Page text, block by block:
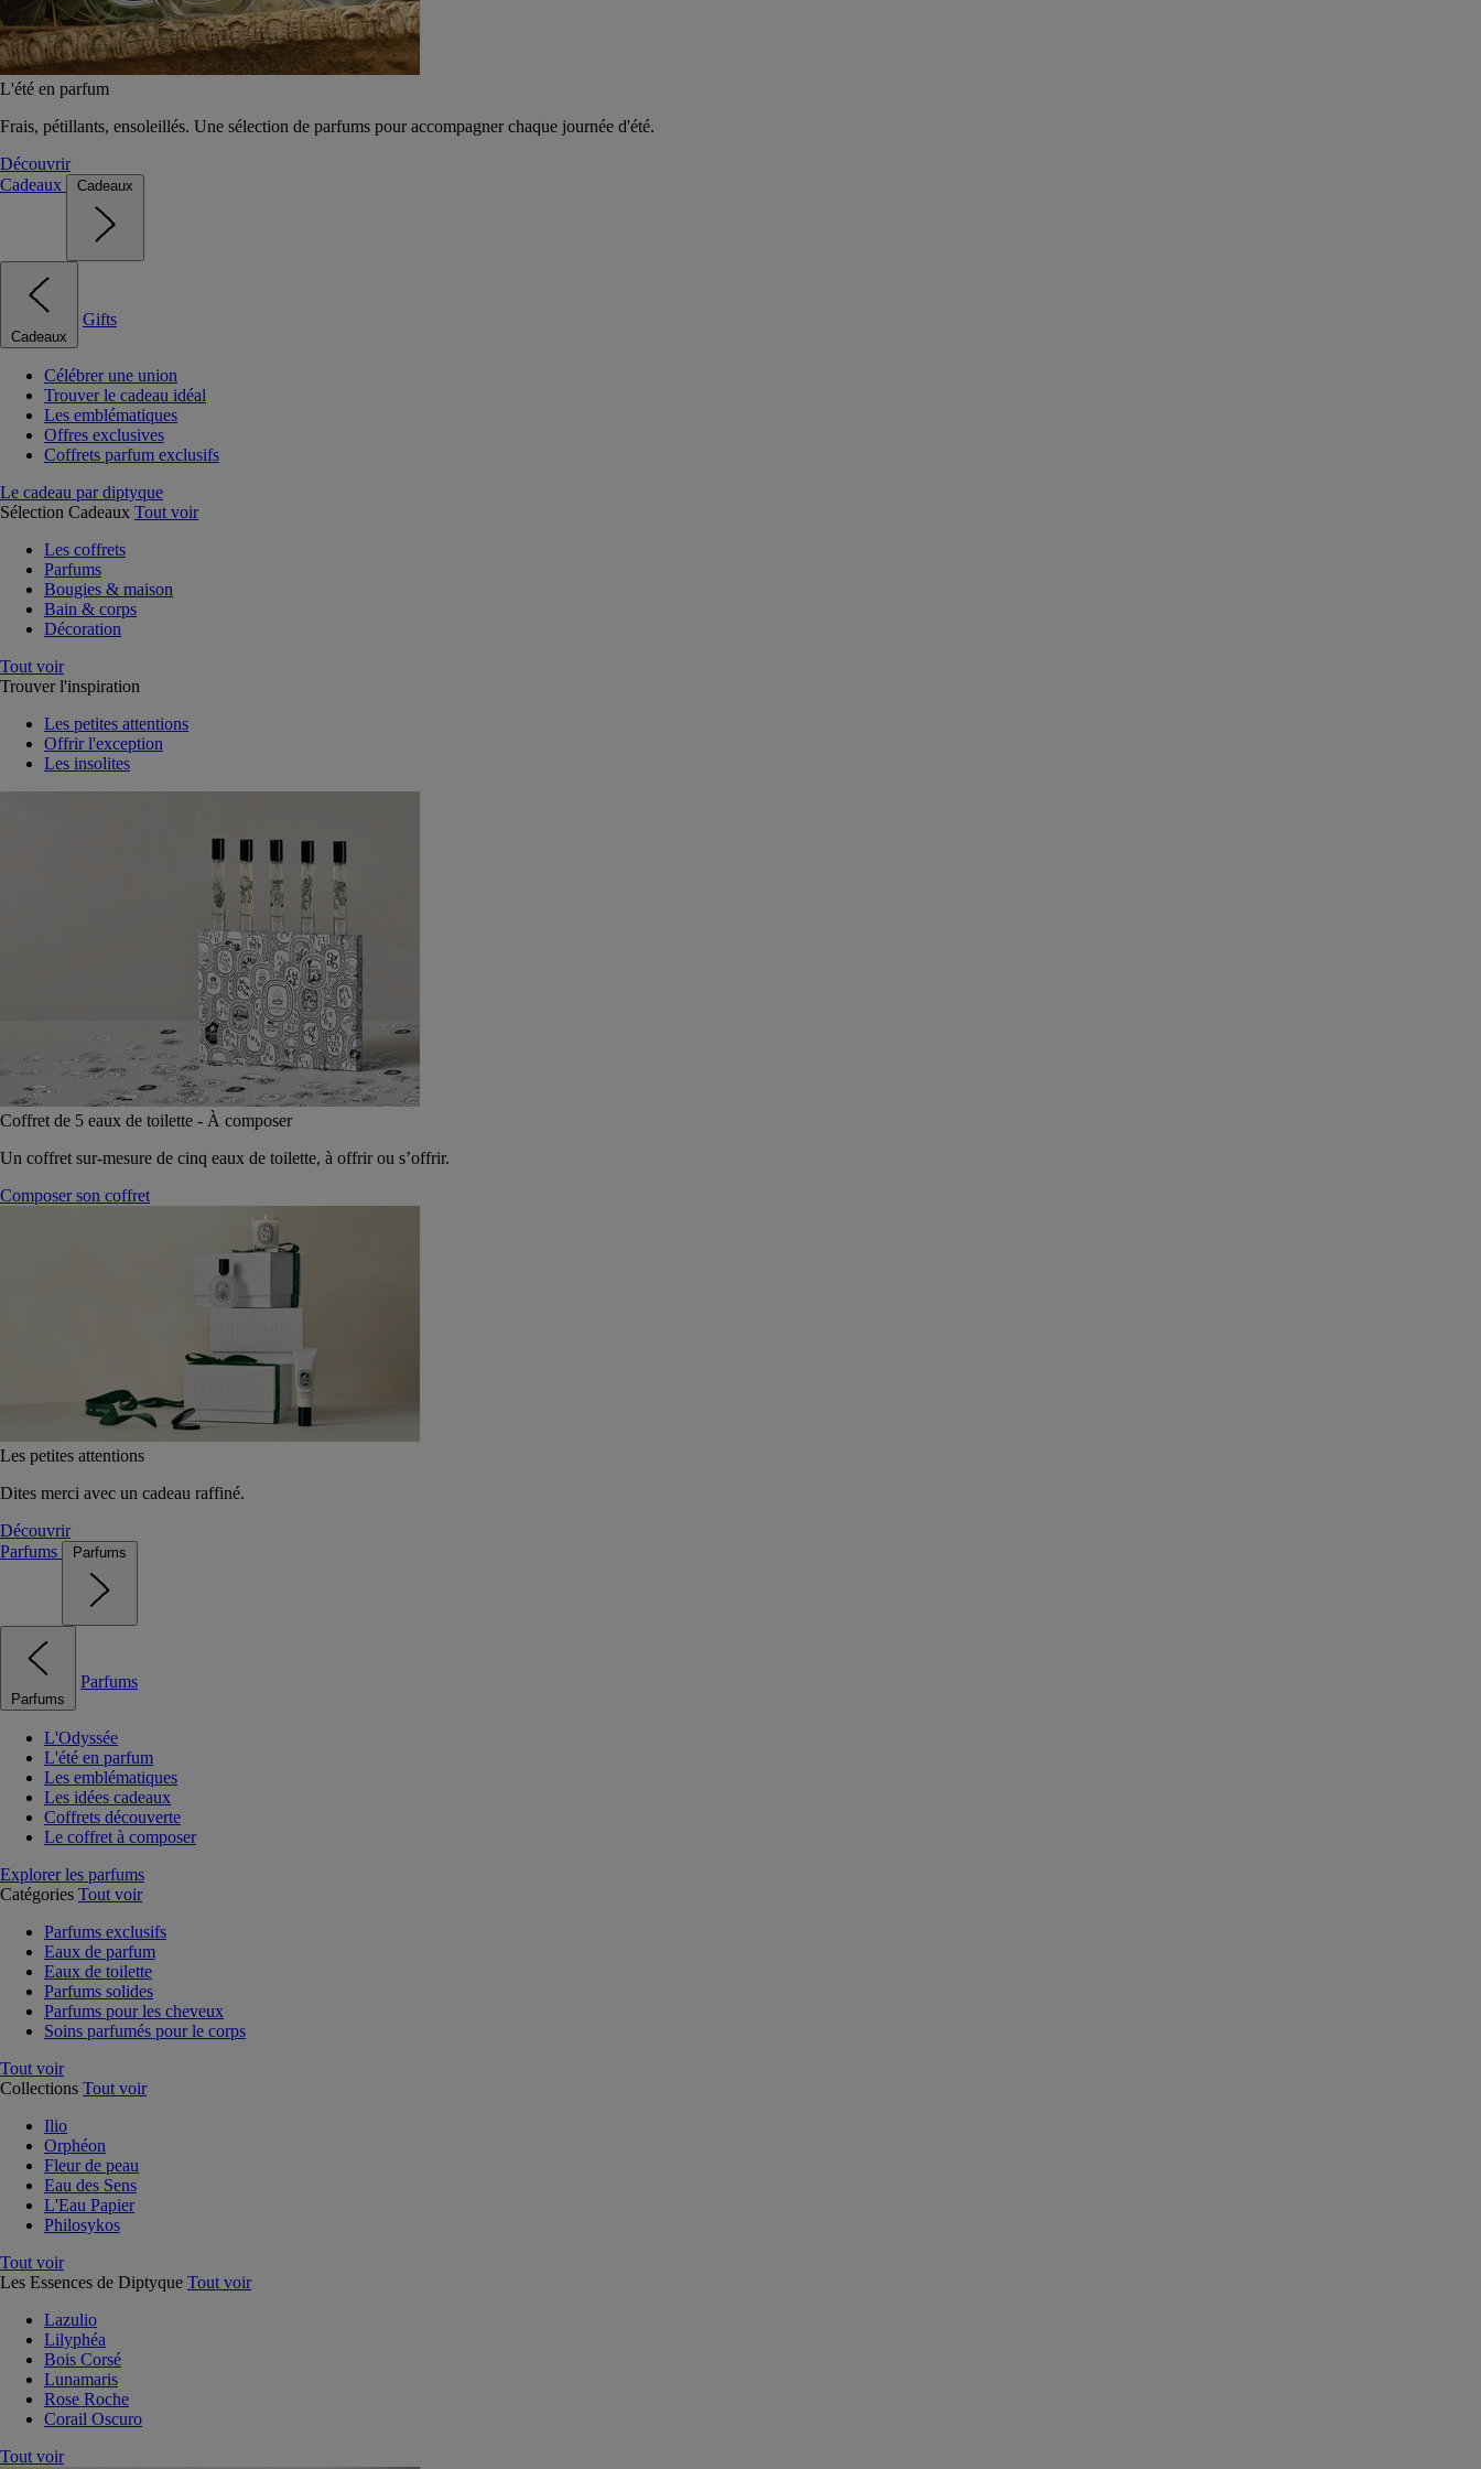
L'été en parfum
Frais, pétillants, ensoleillés. Une sélection de parfums pour accompagner chaque journée d'été.
Découvrir
Cadeaux
Cadeaux
Cadeaux
Gifts
Célébrer une union
Trouver le cadeau idéal
Les emblématiques
Offres exclusives
Coffrets parfum exclusifs
Le cadeau par diptyque
Sélection Cadeaux Tout voir
Les coffrets
Parfums
Bougies & maison
Bain & corps
Décoration
Tout voir
Trouver l'inspiration
Les petites attentions
Offrir l'exception
Les insolites
Coffret de 5 eaux de toilette - À composer
Un coffret sur-mesure de cinq eaux de toilette, à offrir ou s’offrir.
Composer son coffret
Les petites attentions
Dites merci avec un cadeau raffiné.
Découvrir
Parfums
Parfums
Parfums
Parfums
L'Odyssée
L'été en parfum
Les emblématiques
Les idées cadeaux
Coffrets découverte
Le coffret à composer
Explorer les parfums
Catégories Tout voir
Parfums exclusifs
Eaux de parfum
Eaux de toilette
Parfums solides
Parfums pour les cheveux
Soins parfumés pour le corps
Tout voir
Collections Tout voir
Ilio
Orphéon
Fleur de peau
Eau des Sens
L'Eau Papier
Philosykos
Tout voir
Les Essences de Diptyque Tout voir
Lazulio
Lilyphéa
Bois Corsé
Lunamaris
Rose Roche
Corail Oscuro
Tout voir